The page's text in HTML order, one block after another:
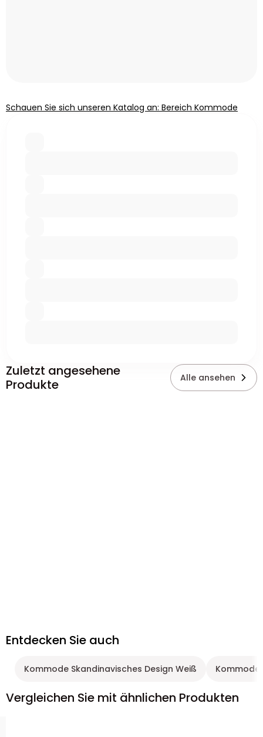
Schauen Sie sich unseren Katalog an: Bereich Kommode
Zuletzt angesehene
Produkte
Alle ansehen
Entdecken Sie auch
Kommode Skandinavisches Design Weiß Kommode
Vergleichen Sie mit ähnlichen Produkten